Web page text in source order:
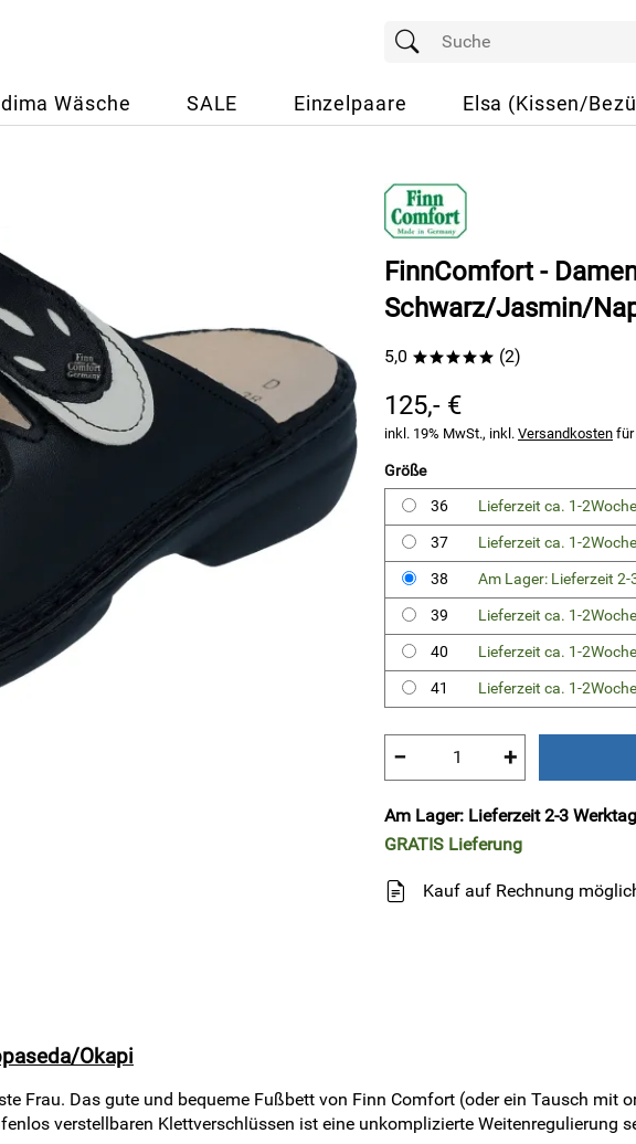
Wäsche SALE Einzelpaare Elsa (Kissen/
FinnComfort -
Schwarz/Jasmin/
5,0 ***** (2)
125,- €
inkl. 19% MwSt., inkl. Versandkosten für
Größe
36
Lieferzeit ca. 1-
37
Lieferzeit ca. 1-
38
Am Lager: Lieferzeit 2-
39
Lieferzeit ca. 1-
40
Lieferzeit ca. 1-
41
Lieferzeit ca. 1-
− +
Am Lager: Lieferzeit 2-3
GRATIS Lieferung
Kauf auf Rechnung
Okapi
Frau. Das gute und bequeme Fußbett von Finn Comfort (oder ein Tausch mit
verstellbaren Klettverschlüssen ist eine unkomplizierte Weitenregulierung